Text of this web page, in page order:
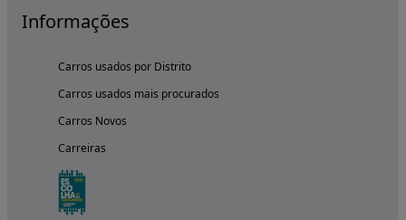
Informações
Carros usados por Distrito
Carros usados mais procurados
Carros Novos
Carreiras